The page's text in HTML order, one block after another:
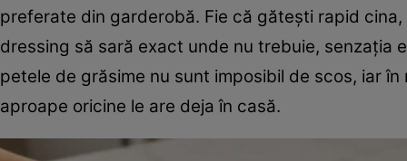
preferate din garderobă. Fie că gătești rapid
dressing să sară exact unde nu trebuie, senzația
petele de grăsime nu sunt imposibil de scos, iar
aproape oricine le are deja în casă.